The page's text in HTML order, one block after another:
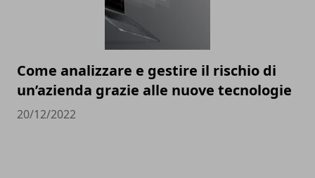
Come analizzare e gestire il rischio di
un’azienda grazie alle nuove tecnologie
20/12/2022